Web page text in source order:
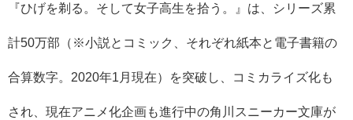
『ひげを剃る。そして女子高生を拾う。』は、シリーズ累
計50万部（※小説とコミック、それぞれ紙本と電子書籍の
合算数字。2020年1月現在）を突破し、コミカライズ化も
され、現在アニメ化企画も進行中の角川スニーカー文庫が